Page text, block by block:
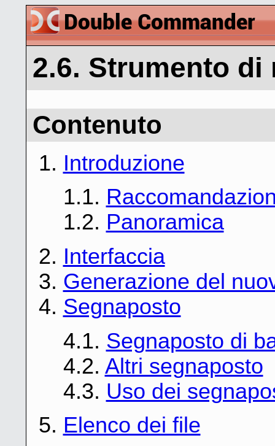
2.6. Strumento
Contenuto
1. Introduzione
1.1.
1.2. Panoramica
2. Interfaccia
3. Generazione del
4. Segnaposto
4.1. Segnaposto di
4.2. Altri segnaposto
4.3. Uso dei
5. Elenco dei file